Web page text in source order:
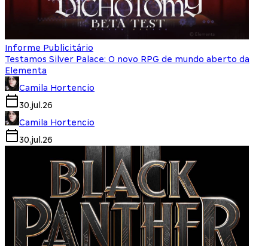
Informe Publicitário
Testamos Silver Palace: O novo RPG de mundo aberto da
Elementa
Camila Hortencio
30.jul.26
Camila Hortencio
30.jul.26